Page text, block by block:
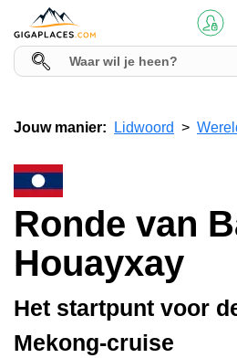
Jouw manier: Lidwoord
Ronde van
Houayxay
Het startpunt voor
Mekong-cruise